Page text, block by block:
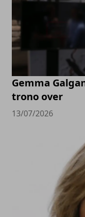
Gemma
trono over
13/07/2026